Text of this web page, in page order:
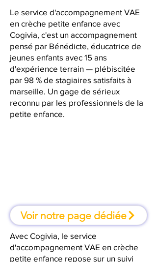
Le service d'accompagnement VAE
en crèche petite enfance avec
Cogivia, c'est un accompagnement
pensé par Bénédicte, éducatrice de
jeunes enfants avec 15 ans
d'expérience terrain — plébiscitée
par 98 % de stagiaires satisfaits à
marseille. Un gage de sérieux
reconnu par les professionnels de la
petite enfance.
Voir notre page dédiée
Avec Cogivia, le service
d'accompagnement VAE en crèche
petite enfance repose sur un suivi